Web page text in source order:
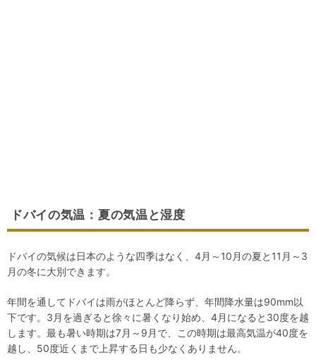
ドバイの気温：夏の気温と湿度
ドバイの気候は日本のような四季はなく、4月～10月の夏と11月～3
月の冬に大別できます。
年間を通してドバイは雨がほとんど降らず、年間降水量は90mm以
下です。3月を過ぎると徐々に暑くなり始め、4月になると30度を越
します。最も暑い時期は7月～9月で、この時期は最高気温が40度を
越し、50度近くまで上昇する日も少なくありません。